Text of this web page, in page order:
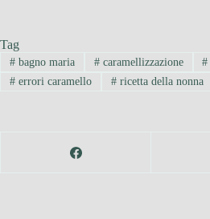
Tag
#bagno maria #caramellizzazione #
#errori caramello #ricetta della nonna